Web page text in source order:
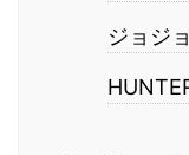
ジョジ